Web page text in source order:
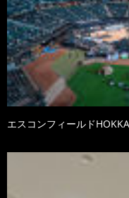
エスコンフィールド